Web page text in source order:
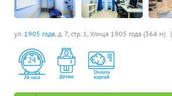
ул. 1905 года, д. 7, стр. 1, Улица 1905 года (364 м)